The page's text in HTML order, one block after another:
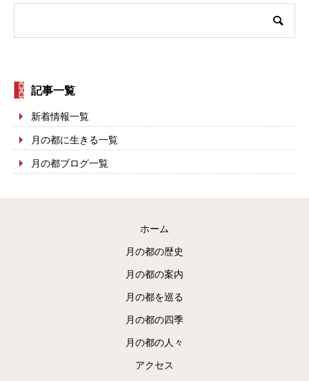
記事一覧
新着情報一覧
月の都に生きる一覧
月の都ブログ一覧
ホーム
月の都の歴史
月の都の案内
月の都を巡る
月の都の四季
月の都の人々
アクセス